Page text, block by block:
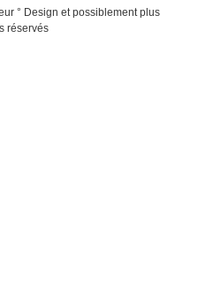
° Design et possiblement plus
réservés